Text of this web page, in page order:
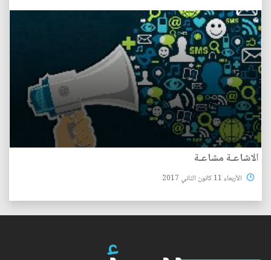
الاشاعـة مشاعـة
الأربعاء 11 كانون الثاني 2017